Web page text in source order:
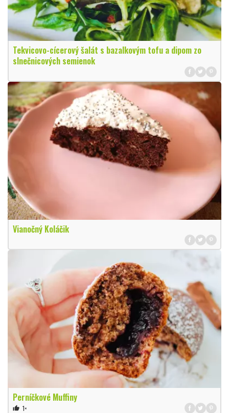
Tekvicovo-cícerový šalát s bazalkovým tofu a dipom zo
slnečnicových semienok
Vianočný Koláčik
Perníčkové Muffiny
thumb_up 1×